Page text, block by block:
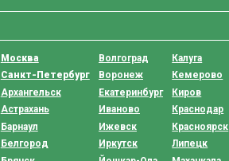
Москва
Санкт-Петербург
Архангельск
Астрахань
Барнаул
Белгород
Волгоград
Воронеж
Екатеринбург
Иваново
Ижевск
Иркутск
Калуга
Кемерово
Киров
Краснодар
Красноярск
Липецк